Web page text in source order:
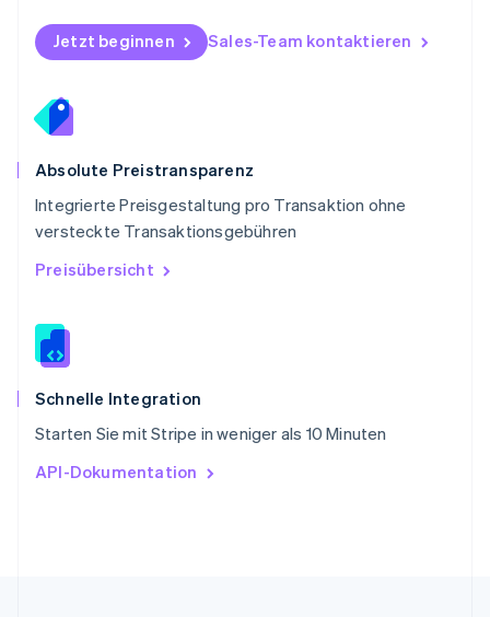
Jetzt beginnen Sales-Team kontaktieren
Absolute Preistransparenz
Integrierte Preisgestaltung pro Transaktion ohne
versteckte Transaktionsgebühren
Preisübersicht
Schnelle Integration
Starten Sie mit Stripe in weniger als 10 Minuten
API-Dokumentation
Schweden
Svenska English
Deutsch
Singapur
English
Slowakei
Slowenien
EnglishItaliano
Sonderverwaltungsregion Hongkong,
Spanien
Thailand
ไทยEnglish
English
English